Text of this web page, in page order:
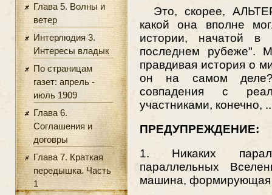
Глава 5. Волны и
ветер
Интерлюдия 3.
Интересы владык
По страницам
газет: апрель -
июль 1909
Глава 6.
Соглашения и
договры
Глава 7. Краткая
передышка. Часть
1
Это, скорее,
какой она вполне
истории, начатой в
последнем рубеже".
правдивая история о
он на самом деле?
совпадения с
участниками, конечно,
ПРЕДУПРЕЖДЕНИЕ:
1. Никаких
параллельных
машина, формирующая